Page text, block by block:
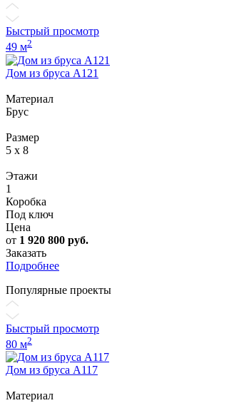
Быстрый просмотр
49 м2
Дом из бруса А121
Материал
Брус
Размер
5 x 8
Этажи
1
Коробка
Под ключ
Цена
от 1 920 800 руб.
Заказать
Подробнее
Популярные проекты
Быстрый просмотр
80 м2
Дом из бруса А117
Материал